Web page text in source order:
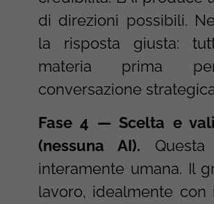
di direzioni possibili.
la risposta giusta:
materia prima
conversazione
Fase 4 — Scelta e
(nessuna AI).
interamente umana. Il
lavoro, idealmente con